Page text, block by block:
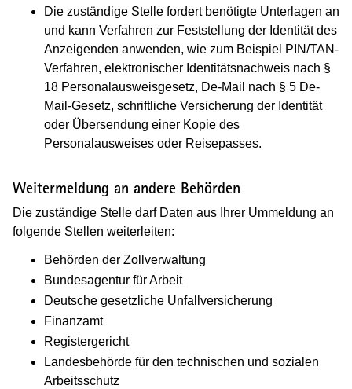
Die zuständige Stelle fordert benötigte Unterlagen an
und kann Verfahren zur Feststellung der Identität des
Anzeigenden anwenden, wie zum Beispiel PIN/TAN-
Verfahren, elektronischer Identitätsnachweis nach §
18 Personalausweisgesetz, De-Mail nach § 5 De-
Mail-Gesetz, schriftliche Versicherung der Identität
oder Übersendung einer Kopie des
Personalausweises oder Reisepasses.
Weitermeldung an andere Behörden
Die zuständige Stelle darf Daten aus Ihrer Ummeldung an
folgende Stellen weiterleiten:
Behörden der Zollverwaltung
Bundesagentur für Arbeit
Deutsche gesetzliche Unfallversicherung
Finanzamt
Registergericht
Landesbehörde für den technischen und sozialen
Arbeitsschutz